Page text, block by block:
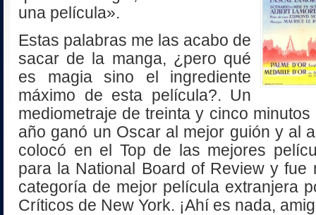
una película».
Estas palabras me las acabo de
sacar de la manga, ¿pero qué
es magia sino el ingrediente
máximo de esta película?. Un
mediometraje de treinta y cinco
año ganó un Oscar al mejor guión y al
colocó en el Top de las mejores
para la National Board of Review y fue
categoría de mejor película extranjera
Críticos de New York. ¡Ahí es nada,